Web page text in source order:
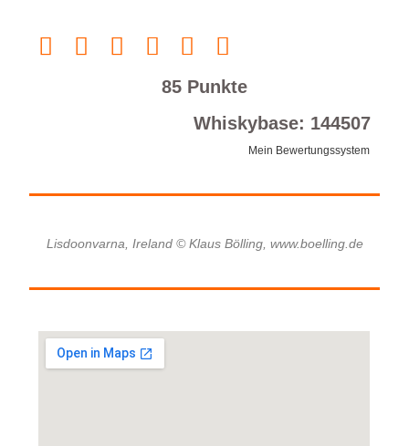
85 Punkte
Whiskybase: 144507
Mein Bewertungssystem
Lisdoonvarna, Ireland © Klaus Bölling, www.boelling.de